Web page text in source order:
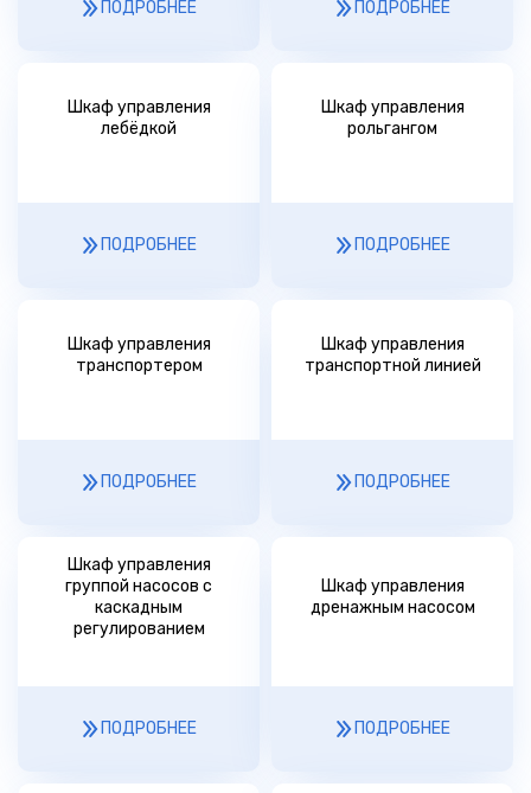
ПОДРОБНЕЕ ПОДРОБНЕЕ
Шкаф управления
лебёдкой
ПОДРОБНЕЕ
Шкаф управления
рольгангом
ПОДРОБНЕЕ
Шкаф управления
транспортером
ПОДРОБНЕЕ
Шкаф управления
транспортной линией
ПОДРОБНЕЕ
Шкаф управления
группой насосов с
каскадным
регулированием
ПОДРОБНЕЕ
Шкаф управления
дренажным насосом
ПОДРОБНЕЕ